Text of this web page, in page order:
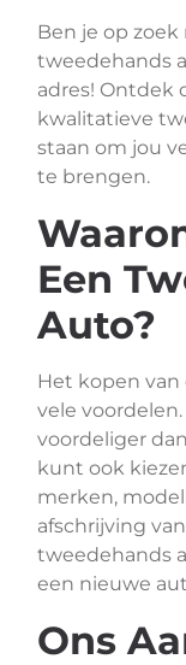
Ben je op
tweedehands
adres! Ontdek
kwalitatieve
staan om jou
te brengen.
Een
Auto?
Het kopen
vele
voordeliger
kunt ook
merken,
afschrijving
tweedehands
een nieuwe
Ons